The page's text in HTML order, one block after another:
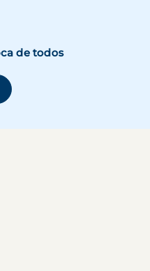
de todos
abre en una ventana